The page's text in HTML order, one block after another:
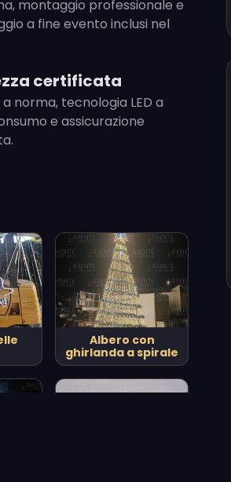
montaggio professionale e
a fine evento inclusi nel
certificata
norma, tecnologia LED a
e assicurazione
Albero con
ghirlanda a spirale